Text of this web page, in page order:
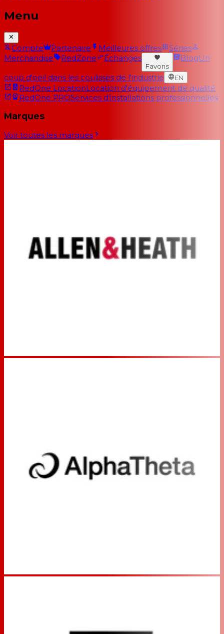
Menu
Compte Partenaire Meilleures offres
Séries
Merchandise
RedZone Échanges
Favoris
BlogUn
coup d'oeil dans les coulisses de l'industrie EN
RedOne LocationLocation d'équipement de qualité
RedOne PROServices d'installations professionnelles
Marques
Voir toutes les marques